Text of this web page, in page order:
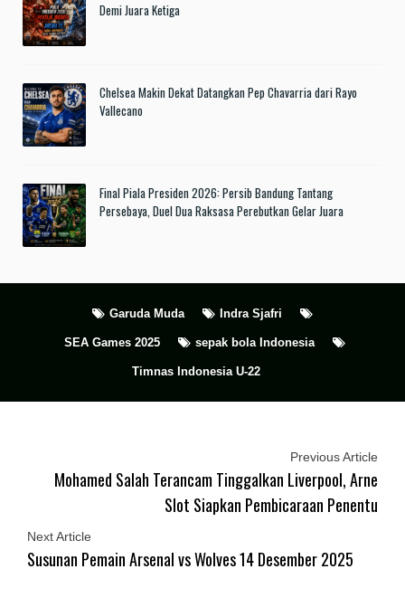
Demi Juara Ketiga
Chelsea Makin Dekat Datangkan Pep Chavarria dari Rayo
Vallecano
Final Piala Presiden 2026: Persib Bandung Tantang
Persebaya, Duel Dua Raksasa Perebutkan Gelar Juara
Garuda Muda Indra Sjafri
SEA Games 2025 sepak bola Indonesia
Timnas Indonesia U-22
Previous Article
Mohamed Salah Terancam Tinggalkan Liverpool, Arne
Slot Siapkan Pembicaraan Penentu
Next Article
Susunan Pemain Arsenal vs Wolves 14 Desember 2025